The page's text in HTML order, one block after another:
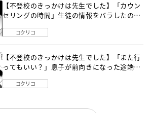
【不登校のきっかけは先生でした】「カウン
セリングの時間」生徒の情報をバラしたの
コクリコ
【不登校のきっかけは先生でした】「また行
ってもいい？」息子が前向きになった途端に
コクリコ